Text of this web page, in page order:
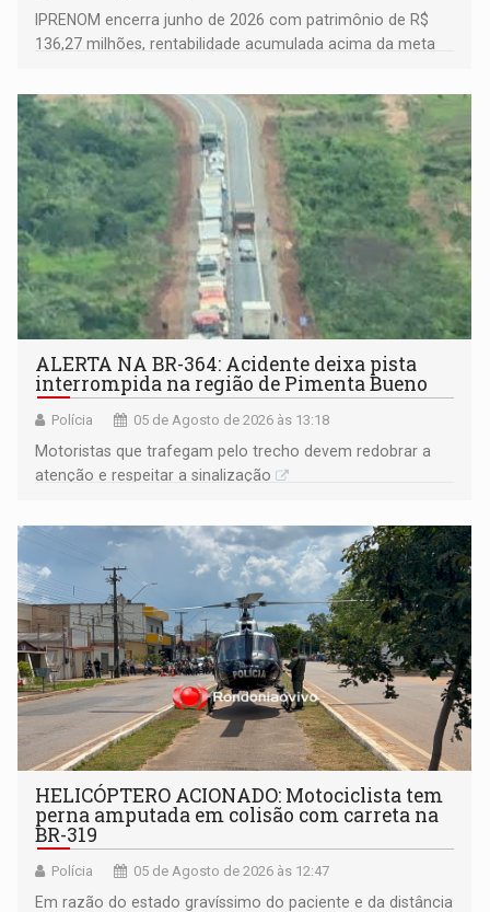
IPRENOM encerra junho de 2026 com patrimônio de R$
136,27 milhões, rentabilidade acumulada acima da meta
ALERTA NA BR-364: Acidente deixa pista
interrompida na região de Pimenta Bueno
Polícia 05 de Agosto de 2026 às 13:18
​Motoristas que trafegam pelo trecho devem redobrar a
atenção e respeitar a sinalização
HELICÓPTERO ACIONADO: Motociclista tem
perna amputada em colisão com carreta na
BR-319
Polícia 05 de Agosto de 2026 às 12:47
Em razão do estado gravíssimo do paciente e da distância